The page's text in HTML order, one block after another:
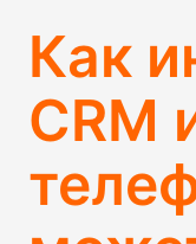
Как
CRM